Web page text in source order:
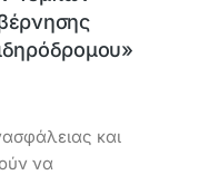
και
να